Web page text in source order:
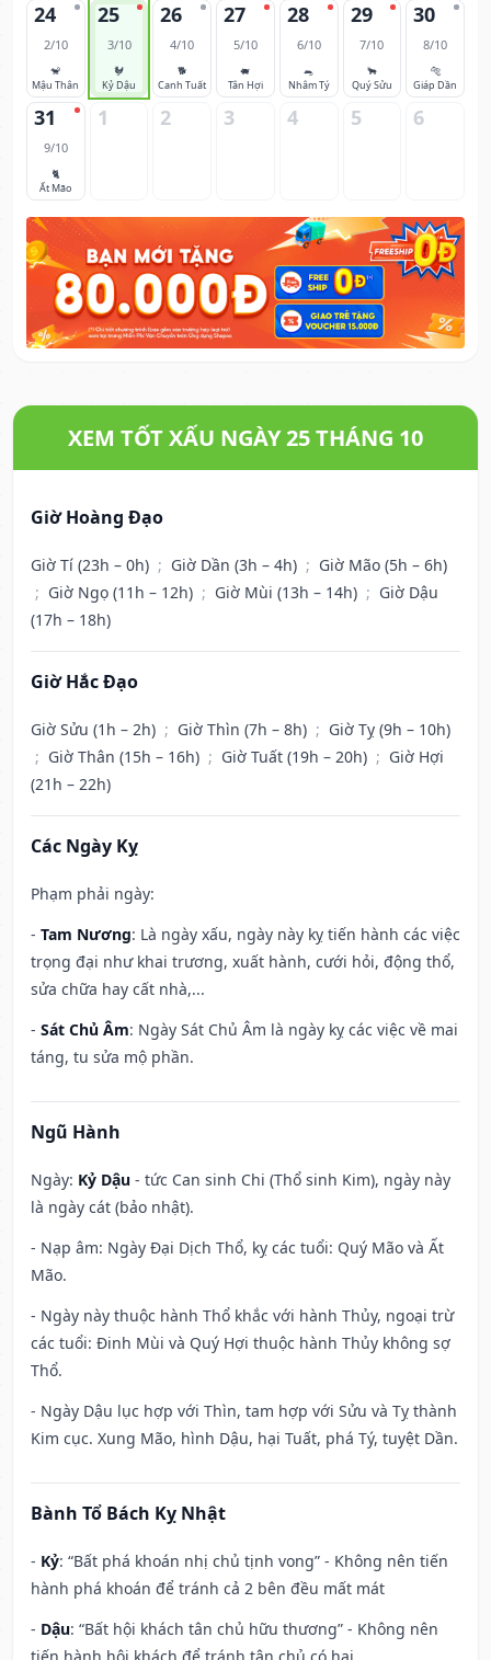
24
2/10
🐒
Mậu Thân
25
3/10
🐓
Kỷ Dậu
26
4/10
🐕
Canh Tuất
27
5/10
🐖
Tân Hợi
28
6/10
🐀
Nhâm Tý
29
7/10
🐂
Quý Sửu
30
8/10
🐅
Giáp Dần
31
9/10
🐈
Ất Mão
1 2 3 4 5 6
XEM TỐT XẤU NGÀY 25 THÁNG 10
Giờ Hoàng Đạo
Giờ Tí (23h – 0h) ; Giờ Dần (3h – 4h) ; Giờ Mão (5h – 6h)
; Giờ Ngọ (11h – 12h) ; Giờ Mùi (13h – 14h) ; Giờ Dậu
(17h – 18h)
Giờ Hắc Đạo
Giờ Sửu (1h – 2h) ; Giờ Thìn (7h – 8h) ; Giờ Tỵ (9h – 10h)
; Giờ Thân (15h – 16h) ; Giờ Tuất (19h – 20h) ; Giờ Hợi
(21h – 22h)
Các Ngày Kỵ
Phạm phải ngày:
- Tam Nương: Là ngày xấu, ngày này kỵ tiến hành các việc
trọng đại như khai trương, xuất hành, cưới hỏi, động thổ,
sửa chữa hay cất nhà,...
- Sát Chủ Âm: Ngày Sát Chủ Âm là ngày kỵ các việc về mai
táng, tu sửa mộ phần.
Ngũ Hành
Ngày: Kỷ Dậu - tức Can sinh Chi (Thổ sinh Kim), ngày này
là ngày cát (bảo nhật).
- Nạp âm: Ngày Đại Dịch Thổ, kỵ các tuổi: Quý Mão và Ất
Mão.
- Ngày này thuộc hành Thổ khắc với hành Thủy, ngoại trừ
các tuổi: Đinh Mùi và Quý Hợi thuộc hành Thủy không sợ
Thổ.
- Ngày Dậu lục hợp với Thìn, tam hợp với Sửu và Tỵ thành
Kim cục. Xung Mão, hình Dậu, hại Tuất, phá Tý, tuyệt Dần.
Bành Tổ Bách Kỵ Nhật
- Kỷ: “Bất phá khoán nhị chủ tịnh vong” - Không nên tiến
hành phá khoán để tránh cả 2 bên đều mất mát
- Dậu: “Bất hội khách tân chủ hữu thương” - Không nên